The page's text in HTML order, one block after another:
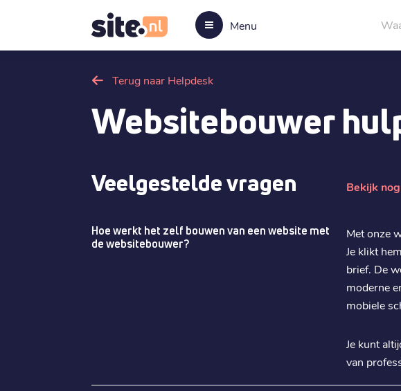
Menu
Terug naar Helpdesk
Websitebouwer
Veelgestelde vragen Bekijk
Hoe werkt het zelf bouwen van een website met
de websitebouwer?
Met onze
Je klikt
brief. De
moderne
mobiele
Je kunt
van